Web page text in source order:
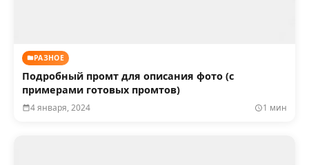
РАЗНОЕ
Подробный промт для описания фото (с
примерами готовых промтов)
4 января, 2024 1 мин